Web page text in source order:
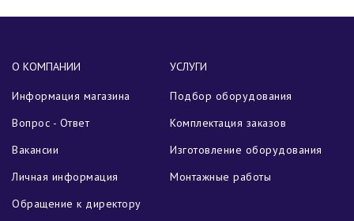
О КОМПАНИИ
Информация магазина
Вопрос - Ответ
Вакансии
Личная информация
Обращение к директору
УСЛУГИ
Подбор оборудования
Комплектация заказов
Изготовление оборудования
Монтажные работы